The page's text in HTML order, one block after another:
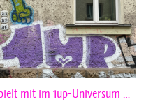
mit im 1up-Universum …